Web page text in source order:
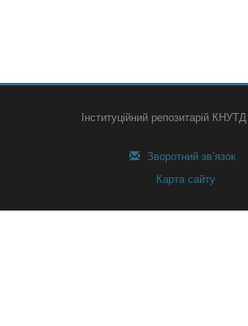
Інституційний репозитарій
Зворотний зв’язок
Карта сайту